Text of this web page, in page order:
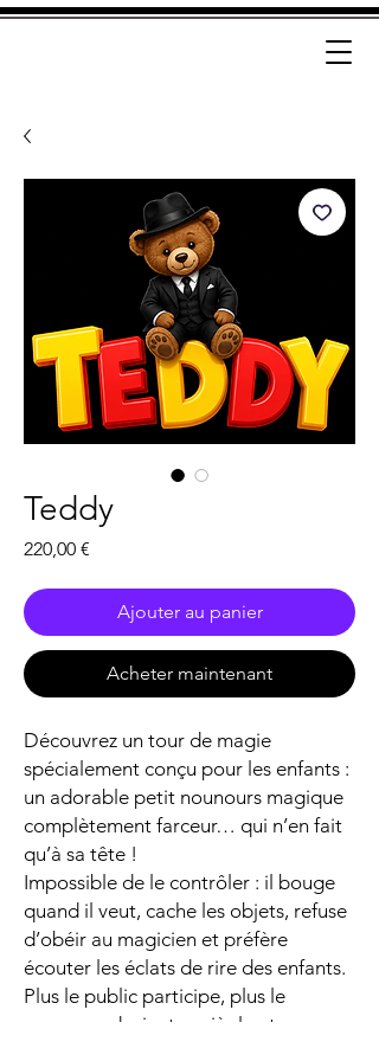
Teddy
220,00 €
Ajouter au panier
Acheter maintenant
Découvrez un tour de magie
spécialement conçu pour les enfants :
un adorable petit nounours magique
complètement farceur… qui n’en fait
qu’à sa tête !
Impossible de le contrôler : il bouge
quand il veut, cache les objets, refuse
d’obéir au magicien et préfère
écouter les éclats de rire des enfants.
Plus le public participe, plus le
nounours devient espiègle et